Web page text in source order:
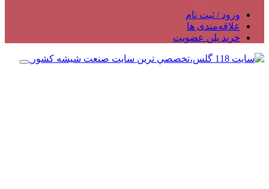
ورود / ثبت نام
علاقه‌مندی ها
خرید پلن عضویت